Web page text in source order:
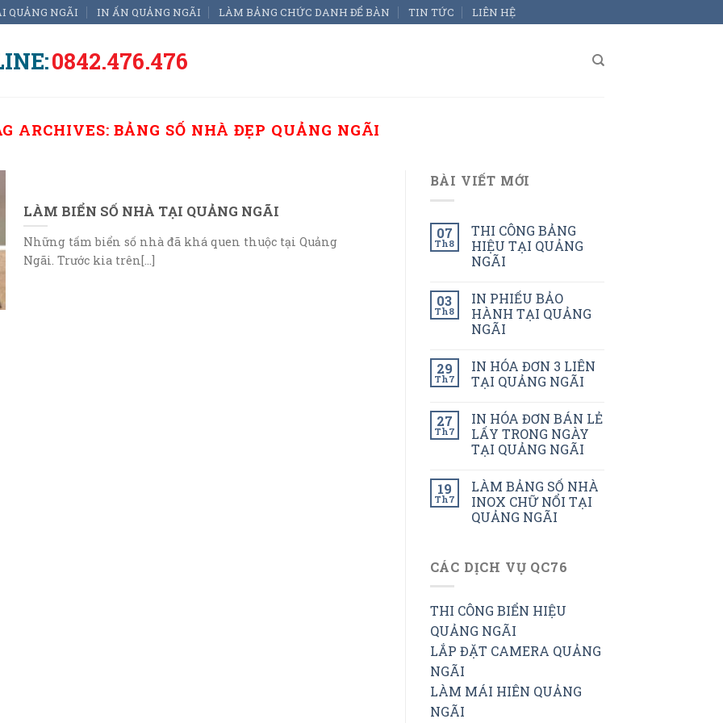
QUẢNG NGÃI IN ẤN QUẢNG NGÃI LÀM BẢNG CHỨC DANH ĐỂ BÀN TIN TỨC LIÊN HỆ
0842.476.476
ARCHIVES:BẢNG SỐ NHÀ ĐẸP QUẢNG NGÃI
LÀM BIỂN SỐ NHÀ TẠI QUẢNG NGÃI
Những tấm biển số nhà đã khá quen thuộc tại Quảng
Ngãi. Trước kia trên[...]
BÀI VIẾT MỚI
07
Th8
THI CÔNG BẢNG
HIỆU TẠI QUẢNG
NGÃI
03
Th8
IN PHIẾU BẢO
HÀNH TẠI QUẢNG
NGÃI
29
Th7
IN HÓA ĐƠN 3 LIÊN
TẠI QUẢNG NGÃI
27
Th7
IN HÓA ĐƠN BÁN LẺ
LẤY TRONG NGÀY
TẠI QUẢNG NGÃI
19
Th7
LÀM BẢNG SỐ NHÀ
INOX CHỮ NỔI TẠI
QUẢNG NGÃI
CÁC DỊCH VỤ QC76
THI CÔNG BIỂN HIỆU
QUẢNG NGÃI
LẮP ĐẶT CAMERA QUẢNG
NGÃI
LÀM MÁI HIÊN QUẢNG
NGÃI